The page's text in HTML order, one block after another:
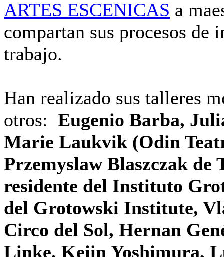
ARTES ESCENICAS a
compartan sus procesos de
trabajo.
Han realizado sus talleres
otros: Eugenio Barba,
Marie Laukvik (Odin
Przemyslaw Blaszczak
residente del Instituto
del Grotowski Institute,
Circo del Sol, Hernan
Linke, Keiin Yoshimura,